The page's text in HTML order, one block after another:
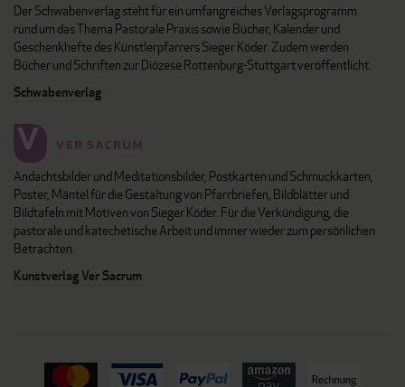
Der Schwabenverlag steht für ein umfangreiches Verlagsprogramm
rund um das Thema Pastorale Praxis sowie Bücher, Kalender und
Geschenkhefte des Künstlerpfarrers Sieger Köder. Zudem werden
Bücher und Schriften zur Diözese Rottenburg-Stuttgart veröffentlicht.
Schwabenverlag
Andachtsbilder und Meditationsbilder, Postkarten und Schmuckkarten,
Poster, Mäntel für die Gestaltung von Pfarrbriefen, Bildblätter und
Bildtafeln mit Motiven von Sieger Köder. Für die Verkündigung, die
pastorale und katechetische Arbeit und immer wieder zum persönlichen
Betrachten.
Kunstverlag Ver Sacrum